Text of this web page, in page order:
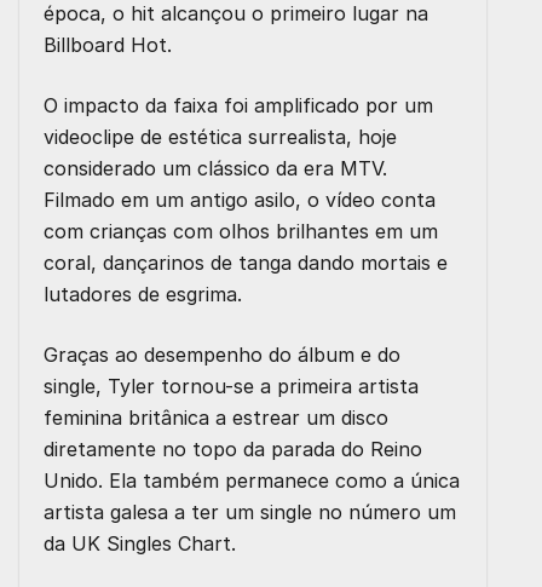
época, o hit alcançou o primeiro lugar na
Billboard Hot.
O impacto da faixa foi amplificado por um
videoclipe de estética surrealista, hoje
considerado um clássico da era MTV.
Filmado em um antigo asilo, o vídeo conta
com crianças com olhos brilhantes em um
coral, dançarinos de tanga dando mortais e
lutadores de esgrima.
Graças ao desempenho do álbum e do
single, Tyler tornou-se a primeira artista
feminina britânica a estrear um disco
diretamente no topo da parada do Reino
Unido. Ela também permanece como a única
artista galesa a ter um single no número um
da UK Singles Chart.